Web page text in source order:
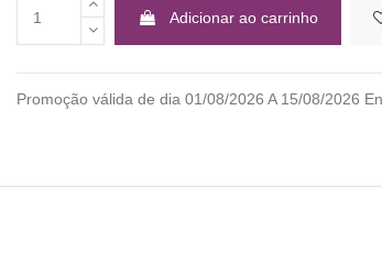
Adicionar ao carrinho
Promoção válida de dia 01/08/2026 A 15/08/2026